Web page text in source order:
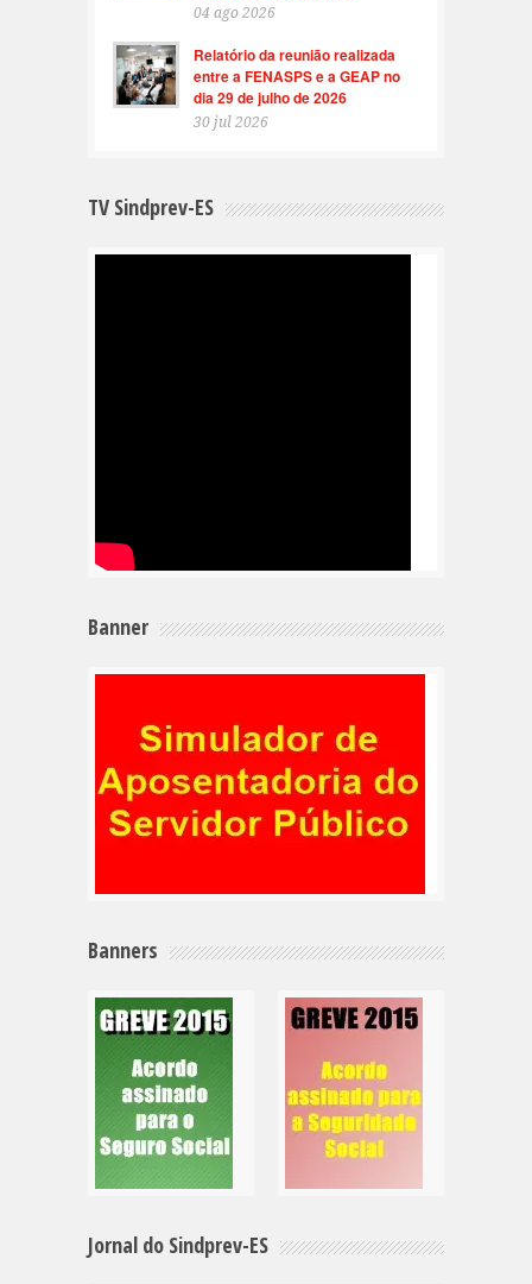
04 ago 2026
Relatório da reunião realizada
entre a FENASPS e a GEAP no
dia 29 de julho de 2026
30 jul 2026
TV Sindprev-ES
Banner
Banners
Jornal do Sindprev-ES